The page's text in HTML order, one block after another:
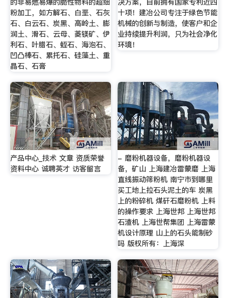
的非易燃易爆的脆性物料的超细
粉加工，如方解石、白垩、石灰
石、白云石、炭黑、高岭土、膨
润土、滑石、云母、菱镁矿、伊
利石、叶腊石、蛭石、海泡石、
凹凸棒石、累托石、硅藻土、重
晶石、石膏
决方案，目前拥有国家专利近四
十项！建冶公司专注于绿色节能
机械的创新与制造，使客户和企
业持续提升利润，只为社会净化
环境！
产品中心_技术 文章 资质荣誉
资料中心 诚聘英才 访客留言
- 磨粉机器设备，磨粉机器设
备，矿山 上海建冶雷蒙磨 上海
直线振动筛粉机 南宁市到哪里
买工地上拉石头泥土的车 炭黑
上的粉碎机 煤矸石磨粉机 上料
的操作要求 上海世邦 上海世邦
石渣机 上海世帮集团 上海雷蒙
机设计原理 山上的石头能制砂
吗 版权所有：上海深